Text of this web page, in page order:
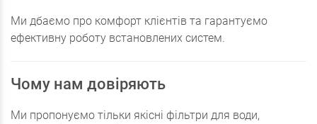
Ми дбаємо про комфорт клієнтів та гарантуємо
ефективну роботу встановлених систем.
Чому нам довіряють
Ми пропонуємо тільки якісні фільтри для води,